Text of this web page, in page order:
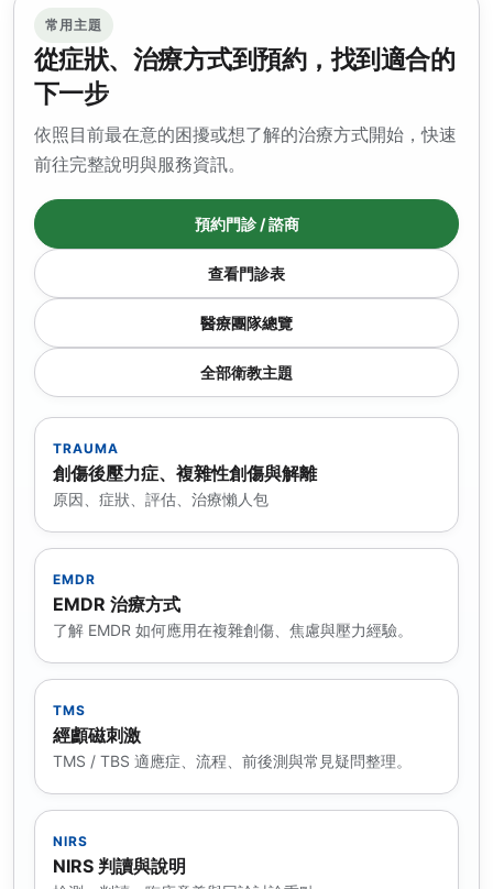
常用主題
從症狀、治療方式到預約，找到適合的
下一步
依照目前最在意的困擾或想了解的治療方式開始，快速
前往完整說明與服務資訊。
預約門診 / 諮商
查看門診表
醫療團隊總覽
全部衛教主題
TRAUMA
創傷後壓力症、複雜性創傷與解離
原因、症狀、評估、治療懶人包
EMDR
EMDR 治療方式
了解 EMDR 如何應用在複雜創傷、焦慮與壓力經驗。
TMS
經顱磁刺激
TMS / TBS 適應症、流程、前後測與常見疑問整理。
NIRS
NIRS 判讀與說明